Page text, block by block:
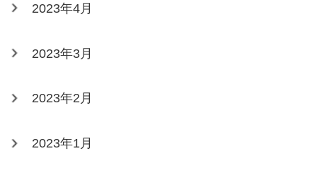
2023年4月
2023年3月
2023年2月
2023年1月